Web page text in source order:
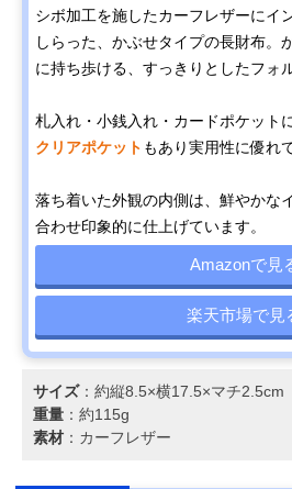
シボ加工を施したカーフレザーにイ
しらった、かぶせタイプの長財布。
に持ち歩ける、すっきりとしたフォ
札入れ・小銭入れ・カードポケット
クリアポケット もあり実用性に優れ
落ち着いた外観の内側は、鮮やかな
合わせ印象的に仕上げています。
Amazonで見
楽天市場で見
サイズ：約縦8.5×横17.5×マチ2.5cm
重量 ：約115g
素材 ：カーフレザー